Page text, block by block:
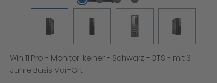
Win 11 Pro - Monitor: keiner - Schwarz - BTS - mit 3
Jahre Basis Vor-Ort